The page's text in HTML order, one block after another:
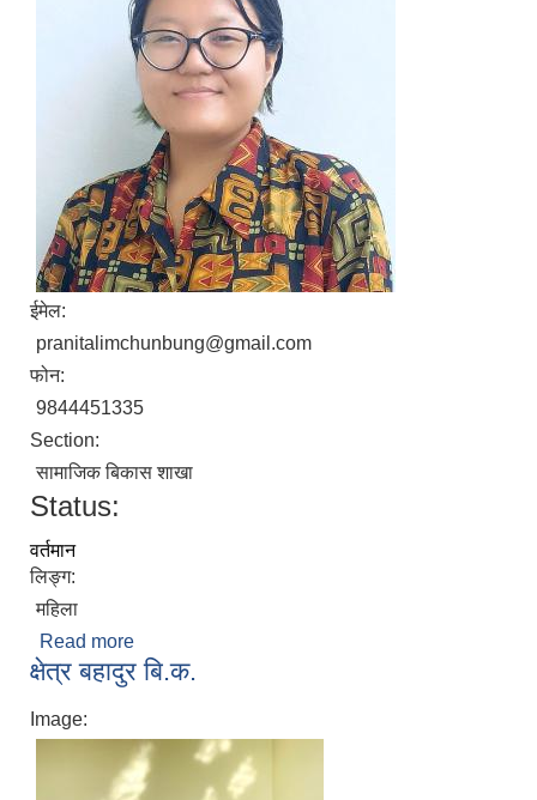
ईमेल:
pranitalimchunbung@gmail.com
फोन:
9844451335
Section:
सामाजिक बिकास शाखा
Status:
वर्तमान
लिङ्ग:
महिला
Read more
क्षेत्र बहादुर बि.क.
Image: